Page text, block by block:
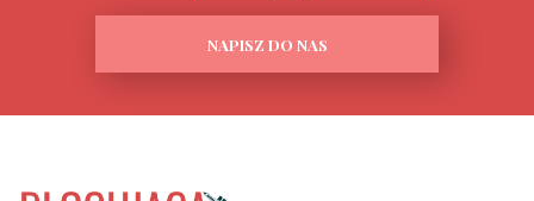
NAPISZ DO NAS